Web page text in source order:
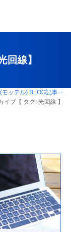
回線】
モッテル) BLOG記事一
イブ【 タグ:光回線 】